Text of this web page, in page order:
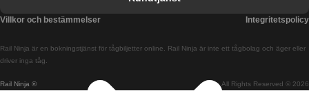
Tåg från Budapest till Bratislava
Rail Ninja ® All Rights Reserved © 2026
Rail Ninja är en bokningstjänst för tågbiljetter online. Rail Ninja är inte ett tågbolag och äger eller
driver inga tåg.
Villkor och bestämmelser Integritetspolicy